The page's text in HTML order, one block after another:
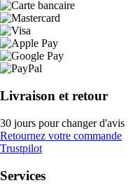
Livraison et retour
30 jours pour changer d'avis
Retournez votre commande
Trustpilot
Services